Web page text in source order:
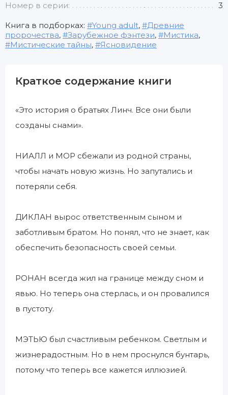
Номер в серии: 3
Книга в подборках: Young adult,
Древние
пророчества, Зарубежное фэнтези, Мистика,
Мистические тайны, Ясновидение
Краткое содержание книги
«Это история о братьях Линч. Все они были
созданы снами».
НИАЛЛ и МОР сбежали из родной страны,
чтобы начать новую жизнь. Но запутались и
потеряли себя.
ДИКЛАН вырос ответственным сыном и
заботливым братом. Но понял, что не знает, как
обеспечить безопасность своей семьи.
РОНАН всегда жил на границе между сном и
явью. Но теперь она стерлась, и он провалился
в пустоту.
МЭТЬЮ был счастливым ребенком. Светлым и
жизнерадостным. Но в нем проснулся бунтарь,
потому что теперь все кажется иллюзией.